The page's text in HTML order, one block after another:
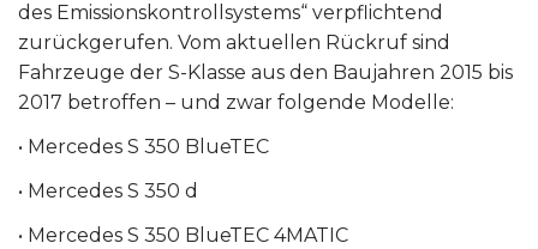
des Emissionskontrollsystems“ verpflichtend
zurückgerufen. Vom aktuellen Rückruf sind
Fahrzeuge der S-Klasse aus den Baujahren 2015 bis
2017 betroffen – und zwar folgende Modelle:
• Mercedes S 350 BlueTEC
• Mercedes S 350 d
• Mercedes S 350 BlueTEC 4MATIC